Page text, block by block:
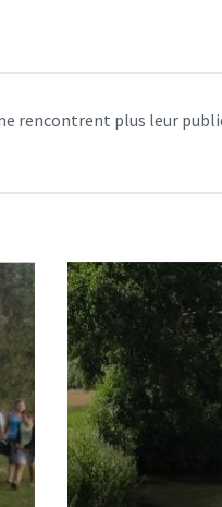
rencontrent plus leur
Read
More